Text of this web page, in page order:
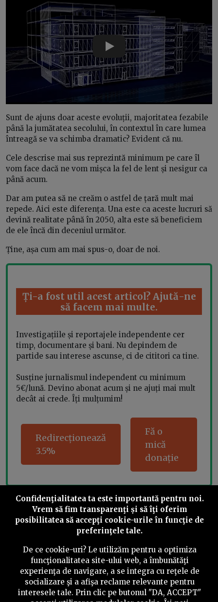
Play
Sunt de ajuns doar aceste evoluții, majoritatea fezabile
până la jumătatea secolului, în contextul în care lumea
întreagă se va schimba dramatic? Evident că nu.
Cele descrise mai sus reprezintă minimum pe care îl
vom face dacă ne vom mișca la fel de lent și nesigur ca
până acum.
Dar am putea să ne creăm o astfel de țară mult mai
repede. Aici este diferența. Una este ca aceste lucruri să
devină realitate până în 2050, alta este să beneficiem
de ele încă din deceniul următor.
Ține, așa cum am mai spus-o, doar de noi.
Ți-a fost util acest articol? Ajută-ne
să facem mai multe.
Investigațiile și reportajele independente cer
timp, documentare și bani. Nu depindem de
partide sau interese ascunse, ci de cititori ca tine.
Susține jurnalismul independent cu minimum
5€/lună. Devino abonat acum și ne ajuți mai mult
decât ai crede. Îți mulțumim!
Redirecționează
3.5%
Fă o
mică
donație
Share this
©2026 PressOne.ro
RSSNewslettere Despre noiPolitica editorială
Confidenţialitatea ta este importantă pentru noi.
Vrem să fim transparenţi și să îţi oferim
posibilitatea să accepţi cookie-urile în funcţie de
preferinţele tale.
De ce cookie-uri? Le utilizăm pentru a optimiza
funcţionalitatea site-ului web, a îmbunătăţi
experienţa de navigare, a se integra cu reţele de
socializare şi a afişa reclame relevante pentru
interesele tale. Prin clic pe butonul "DA, ACCEPT"